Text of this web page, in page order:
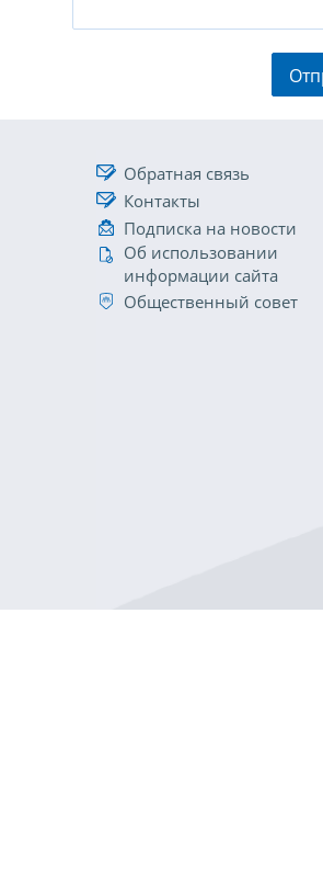
Обратная связь
Контакты
Подписка на новости
Об использовании
информации сайта
Общественный совет